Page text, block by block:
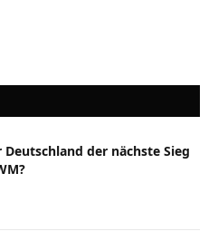
der nächste Sieg